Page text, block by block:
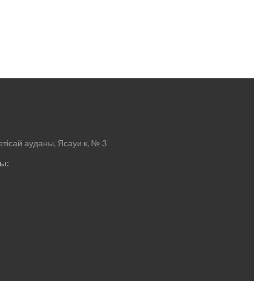
ауданы, Ясауи к, № 3